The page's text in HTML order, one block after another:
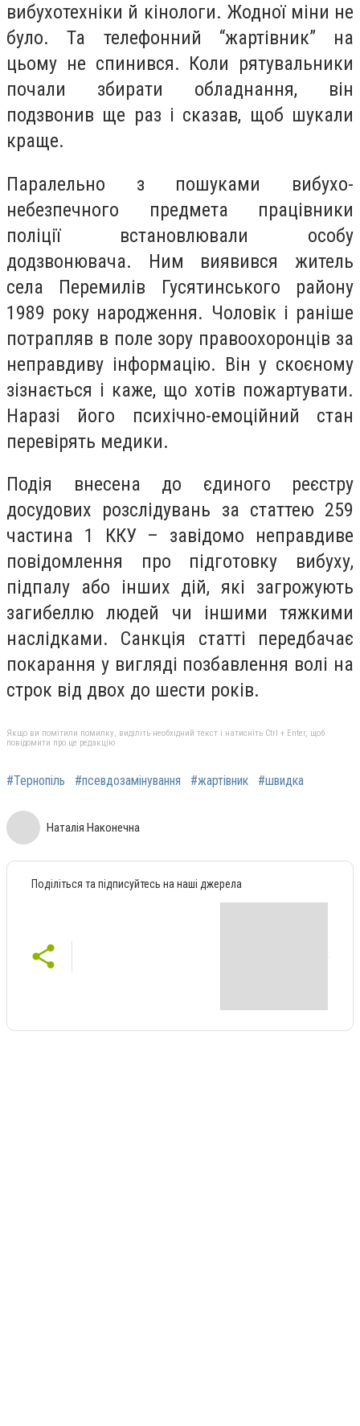
вибухотехніки й кінологи. Жодної міни не
було. Та телефонний “жартівник” на
цьому не спинився. Коли рятувальники
почали збирати обладнання, він
подзвонив ще раз і сказав, щоб шукали
краще.
Паралельно з пошуками вибухо-
небезпечного предмета працівники
поліції встановлювали особу
додзвонювача. Ним виявився житель
села Перемилів Гусятинського району
1989 року народження. Чоловік і раніше
потрапляв в поле зору правоохоронців за
неправдиву інформацію. Він у скоєному
зізнається і каже, що хотів пожартувати.
Наразі його психічно-емоційний стан
перевірять медики.
Подія внесена до єдиного реєстру
досудових розслідувань за статтею 259
частина 1 ККУ – завідомо неправдиве
повідомлення про підготовку вибуху,
підпалу або інших дій, які загрожують
загибеллю людей чи іншими тяжкими
наслідками. Санкція статті передбачає
покарання у вигляді позбавлення волі на
строк від двох до шести років.
Якщо ви помітили помилку, виділіть необхідний текст і натисніть Ctrl + Enter, щоб
повідомити про це редакцію
#Тернопіль #псевдозамінування #жартівник #швидка
Наталія Наконечна
Поділіться та підписуйтесь на наші джерела